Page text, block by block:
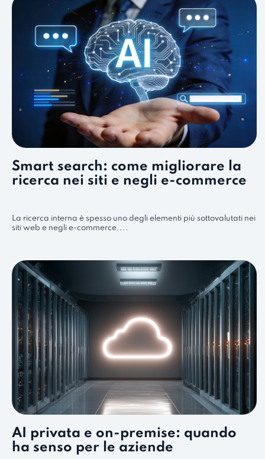
Smart search: come migliorare la
ricerca nei siti e negli e-commerce
La ricerca interna è spesso uno degli elementi più sottovalutati nei
siti web e negli e-commerce....
AI privata e on-premise: quando
ha senso per le aziende